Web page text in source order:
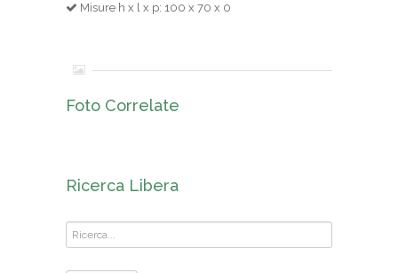
Misure h x l x p: 100 x 70 x 0
Foto Correlate
Ricerca Libera